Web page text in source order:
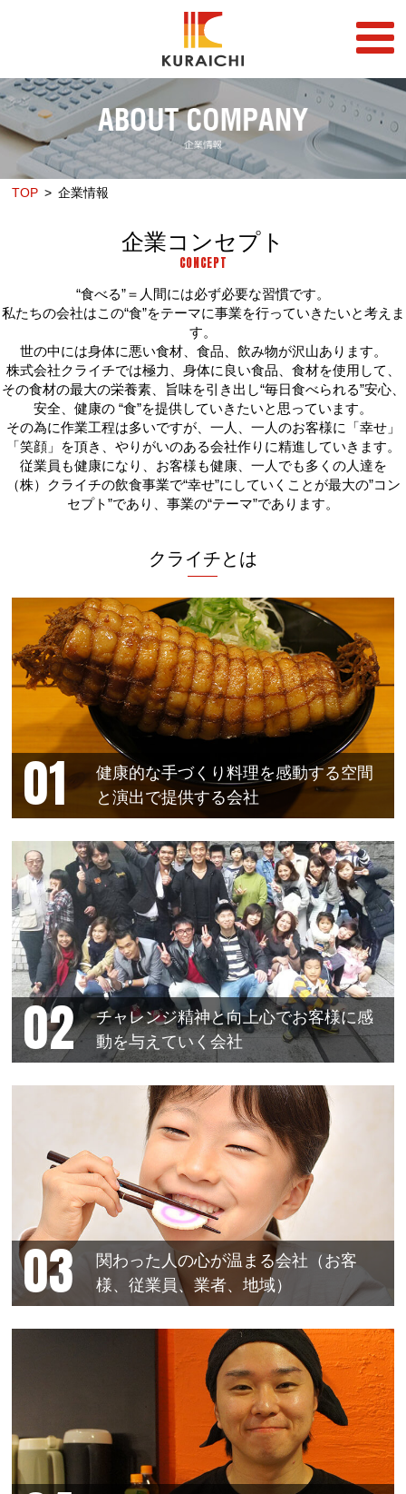
FRANCHISE
店舗一覧
STORE
丼店一覧
DON STORE
テイクアウト/デリバリー
TAKE OUT/DELIVERY
採用情報
RECRUIT
メディア情報
MEDIA
TOP 企業情報
企業コンセプト
CONCEPT
“食べる”＝人間には必ず必要な習慣です。
私たちの会社はこの“食”をテーマに事業を行っていきたいと考えま
す。
世の中には身体に悪い食材、食品、飲み物が沢山あります。
株式会社クライチでは極力、身体に良い食品、食材を使用して、
その食材の最大の栄養素、旨味を引き出し“毎日食べられる”安心、
安全、健康の “食”を提供していきたいと思っています。
その為に作業工程は多いですが、一人、一人のお客様に「幸せ」
「笑顔」を頂き、やりがいのある会社作りに精進していきます。
従業員も健康になり、お客様も健康、一人でも多くの人達を
（株）クライチの飲食事業で“幸せ”にしていくことが最大の”コン
セプト”であり、事業の“テーマ”であります。
クライチとは
健康的な手づくり料理を感動する空間
と演出で提供する会社
チャレンジ精神と向上心でお客様に感
動を与えていく会社
関わった人の心が温まる会社（お客
様、従業員、業者、地域）